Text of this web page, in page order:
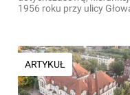
1956 roku przy ulicy
ARTYKUŁ